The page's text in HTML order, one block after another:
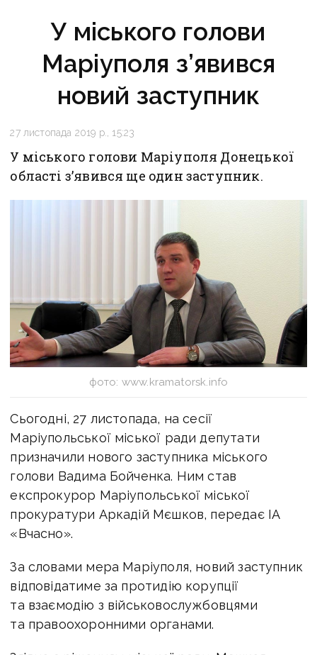
У міського голови
Маріуполя з’явився
новий заступник
27 листопада 2019 р., 15:23
У міського голови Маріуполя Донецької
області з’явився ще один заступник.
фото: www.kramatorsk.info
Сьогодні, 27 листопада, на сесії
Маріупольської міської ради депутати
призначили нового заступника міського
голови Вадима Бойченка. Ним став
експрокурор Маріупольської міської
прокуратури Аркадій Мєшков, передає ІА
«Вчасно».
За словами мера Маріуполя, новий заступник
відповідатиме за протидію корупції
та взаємодію з військовослужбовцями
та правоохоронними органами.